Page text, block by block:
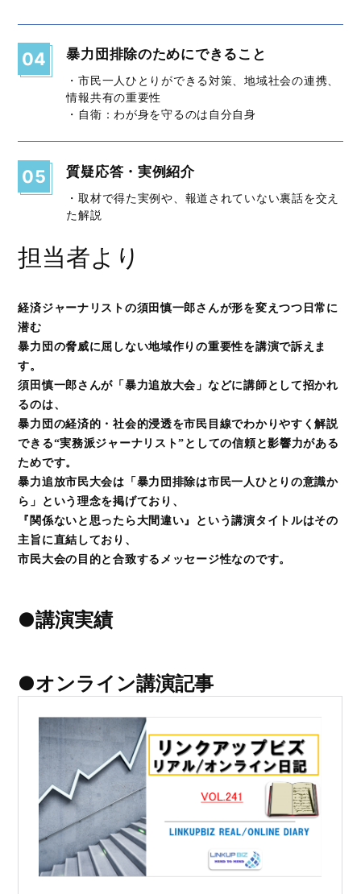
04 暴力団排除のためにできること
・市民一人ひとりができる対策、地域社会の連携、
情報共有の重要性
・自衛：わが身を守るのは自分自身
05 質疑応答・実例紹介
・取材で得た実例や、報道されていない裏話を交え
た解説
担当者より
経済ジャーナリストの須田慎一郎さんが形を変えつつ日常に
潜む
暴力団の脅威に屈しない地域作りの重要性を講演で訴えま
す。
須田慎一郎さんが「暴力追放大会」などに講師として招かれ
るのは、
暴力団の経済的・社会的浸透を市民目線でわかりやすく解説
できる“実務派ジャーナリスト”としての信頼と影響力がある
ためです。
暴力追放市民大会は「暴力団排除は市民一人ひとりの意識か
ら」という理念を掲げており、
『関係ないと思ったら大間違い』という講演タイトルはその
主旨に直結しており、
市民大会の目的と合致するメッセージ性なのです。
●講演実績
●オンライン講演記事